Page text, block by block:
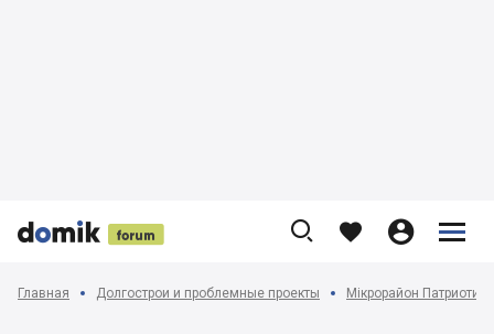


 
    


Главная Долгострои и проблемные проекты Мікрорайон Патриотика